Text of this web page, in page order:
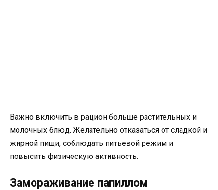
Важно включить в рацион больше растительных и
молочных блюд. Желательно отказаться от сладкой и
жирной пищи, соблюдать питьевой режим и
повысить физическую активность.
Замораживание папиллом